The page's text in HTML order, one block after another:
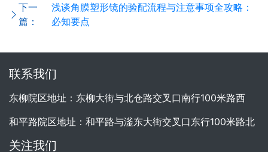
下一
篇：
浅谈角膜塑形镜的验配流程与注意事项全攻略：
必知要点
联系我们
东柳院区地址：东柳大街与北仓路交叉口南行100米路西
和平路院区地址：和平路与滏东大街交叉口东行100米路北
关注我们